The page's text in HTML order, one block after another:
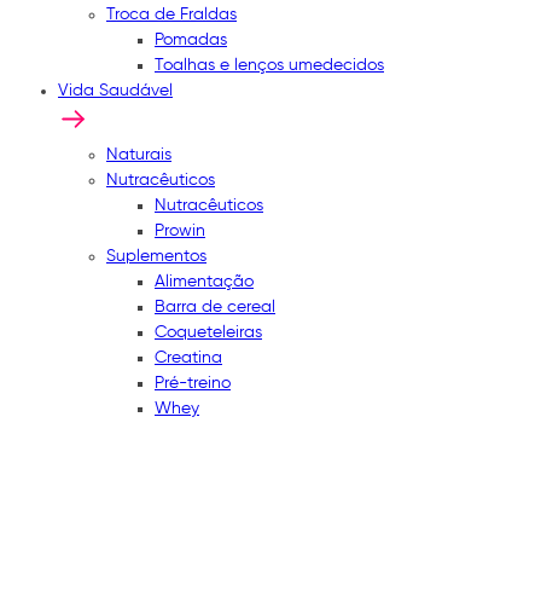
Troca de Fraldas
Pomadas
Toalhas e lenços umedecidos
Vida Saudável
Naturais
Nutracêuticos
Nutracêuticos
Prowin
Suplementos
Alimentação
Barra de cereal
Coqueteleiras
Creatina
Pré-treino
Whey